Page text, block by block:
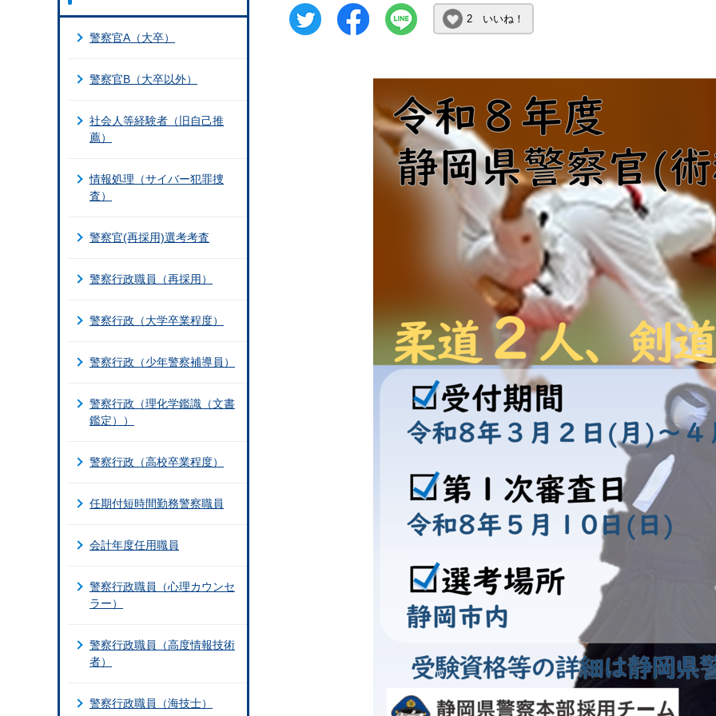
2 いいね！
警察官A（大卒）
警察官B（大卒以外）
社会人等経験者（旧自己推
薦）
情報処理（サイバー犯罪捜
査）
警察官(再採用)選考考査
警察行政職員（再採用）
警察行政（大学卒業程度）
警察行政（少年警察補導員）
警察行政（理化学鑑識（文書
鑑定））
警察行政（高校卒業程度）
任期付短時間勤務警察職員
会計年度任用職員
警察行政職員（心理カウンセ
ラー）
警察行政職員（高度情報技術
者）
警察行政職員（海技士）